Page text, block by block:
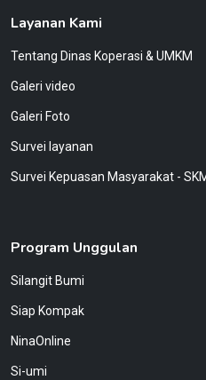
Layanan Kami
Tentang Dinas Koperasi & UMKM
Galeri video
Galeri Foto
Survei layanan
Survei Kepuasan Masyarakat -
Program Unggulan
Silangit Bumi
Siap Kompak
NinaOnline
Si-umi